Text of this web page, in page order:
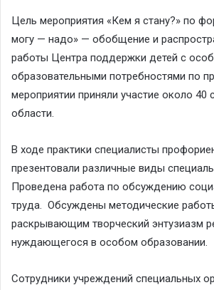
Цель мероприятия «Кем я стану?» по
могу — надо» — обобщение и
работы Центра поддержки детей с
образовательными потребностями по
мероприятии приняли участие около 40
области.
В ходе практики специалисты
презентовали различные виды
Проведена работа по обсуждению
труда. Обсуждены методические
раскрывающим творческий энтузиазм
нуждающегося в особом образовании.
Сотрудники учреждений специальных